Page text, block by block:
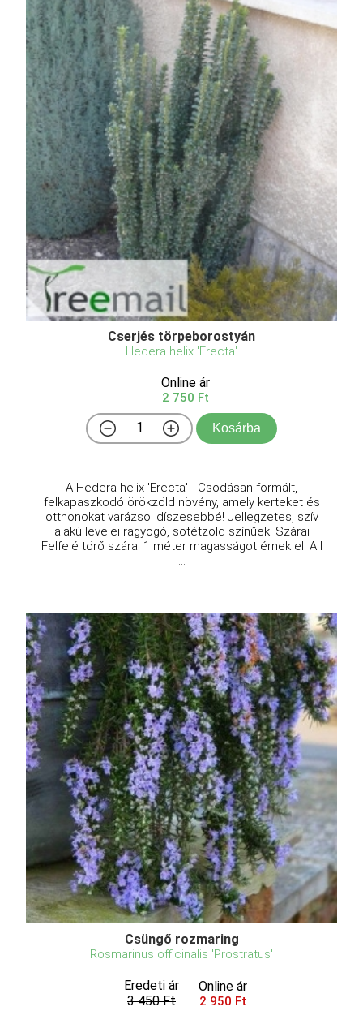
Cserjés törpeborostyán
Hedera helix 'Erecta'
Online ár
2 750 Ft
Kosárba
A Hedera helix 'Erecta' - Csodásan formált,
felkapaszkodó örökzöld növény, amely kerteket és
otthonokat varázsol díszesebbé! Jellegzetes, szív
alakú levelei ragyogó, sötétzöld színűek. Szárai
Felfelé törő szárai 1 méter magasságot érnek el. A l
Csüngő rozmaring
Rosmarinus officinalis 'Prostratus'
Eredeti ár
3 450 Ft
Online ár
2 950 Ft